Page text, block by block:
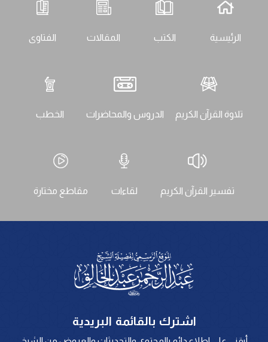
الرئيسية الكتب المقالات الفتاوى
تلاوة القرآن الكريم الدروس والمحاضرات الخطب
تفسير القرآن الكريم لقاءات مقاطع مختارة
اشترك بالقائمة البريدية